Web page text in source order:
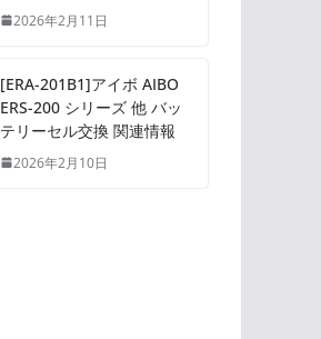
2026年2月11日
[ERA-201B1]アイボ AIBO
ERS-200 シリーズ 他 バッ
テリーセル交換 関連情報
2026年2月10日